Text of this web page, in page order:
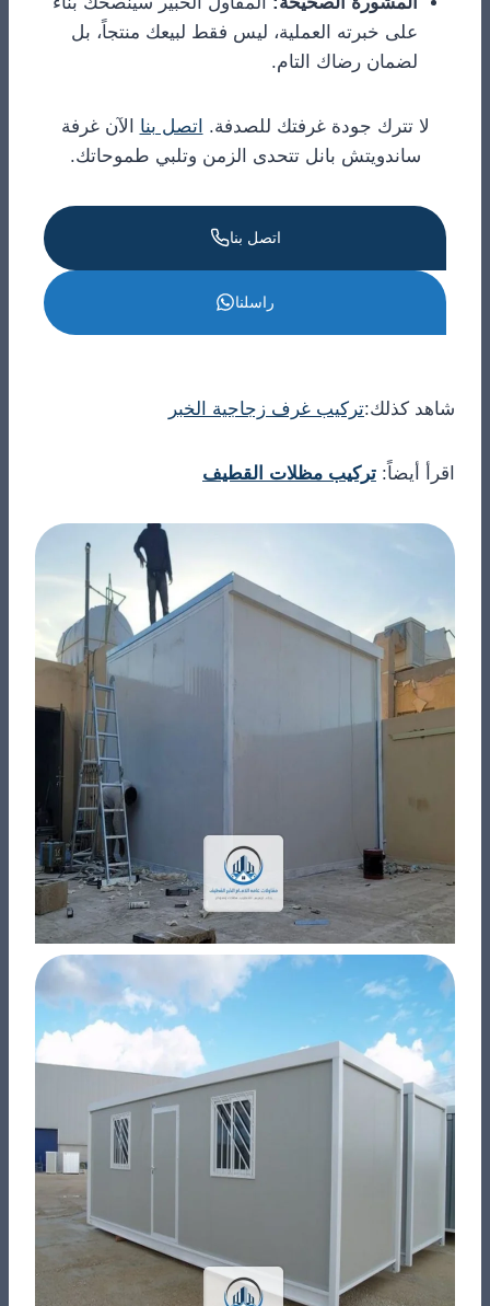
على خبرته العملية، ليس فقط لبيعك منتجاً، بل
لضمان رضاك التام.
لا تترك جودة غرفتك للصدفة. اتصل بنا الآن غرفة
ساندويتش بانل تتحدى الزمن وتلبي طموحاتك.
اتصل بنا
راسلنا
شاهد كذلك:تركيب غرف زجاجية الخبر
اقرأ أيضاً: تركيب مظلات القطيف